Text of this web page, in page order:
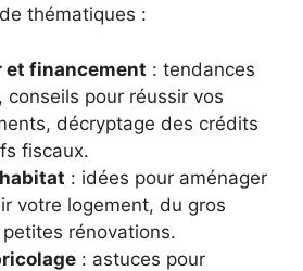
thématiques :
et financement : tendances
conseils pour réussir vos
décryptage des crédits
fiscaux.
: idées pour aménager
votre logement, du gros
rénovations.
: astuces pour